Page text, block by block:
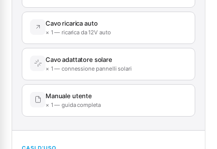
Cavo ricarica auto
× 1 — ricarica da 12V auto
Cavo adattatore solare
× 1 — connessione pannelli solari
Manuale utente
× 1 — guida completa